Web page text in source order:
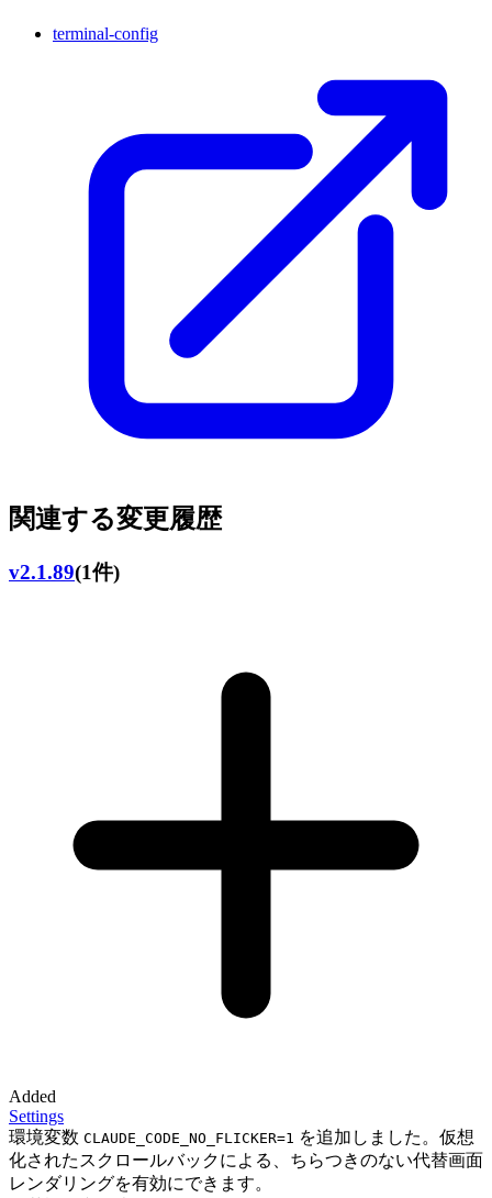
terminal-config
関連する変更履歴
v2.1.89(1件)
Added
Settings
環境変数 CLAUDE_CODE_NO_FLICKER=1 を追加しました。仮想
化されたスクロールバックによる、ちらつきのない代替画面
レンダリングを有効にできます。